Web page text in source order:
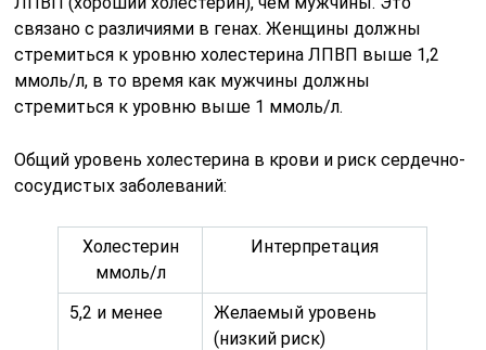
связано с различиями в генах. Женщины должны
стремиться к уровню холестерина ЛПВП выше 1,2
ммоль/л, в то время как мужчины должны
стремиться к уровню выше 1 ммоль/л.
Общий уровень холестерина в крови и риск сердечно-
сосудистых заболеваний:
Холестерин
ммоль/л
Интерпретация
5,2 и менее
Желаемый уровень
(низкий риск)